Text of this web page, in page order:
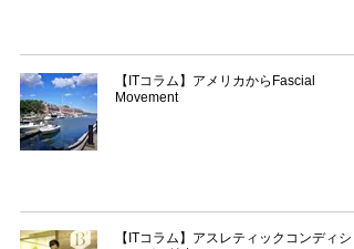
【ITコラム】アメリカからFascial
Movement
【ITコラム】アスレティックコンディシ